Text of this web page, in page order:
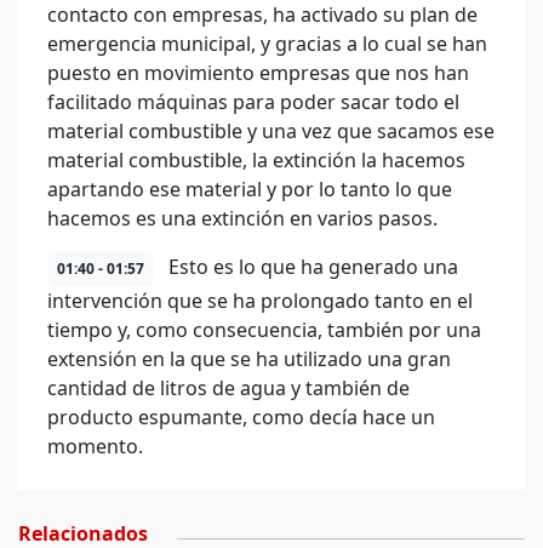
contacto con empresas, ha activado su plan de
emergencia municipal, y gracias a lo cual se han
puesto en movimiento empresas que nos han
facilitado máquinas para poder sacar todo el
material combustible y una vez que sacamos ese
material combustible, la extinción la hacemos
apartando ese material y por lo tanto lo que
hacemos es una extinción en varios pasos.
01:40 - 01:57
Esto es lo que ha generado una
intervención que se ha prolongado tanto en el
tiempo y, como consecuencia, también por una
extensión en la que se ha utilizado una gran
cantidad de litros de agua y también de
producto espumante, como decía hace un
momento.
Relacionados